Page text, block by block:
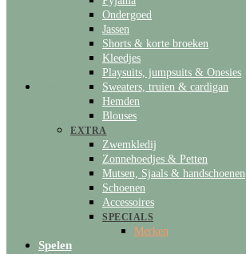
Geboortelijst
Ondergoed
Jassen
Shorts & korte broeken
Kleedjes
Playsuits, jumpsuits & Onesies
Sweaters, truien & cardigan
Hemden
Blouses
EXTRA
Zwemkledij
Zonnehoedjes & Petten
Mutsen, Sjaals & handschoenen
Schoenen
Accessoires
SPECIALS
Merken
Spelen